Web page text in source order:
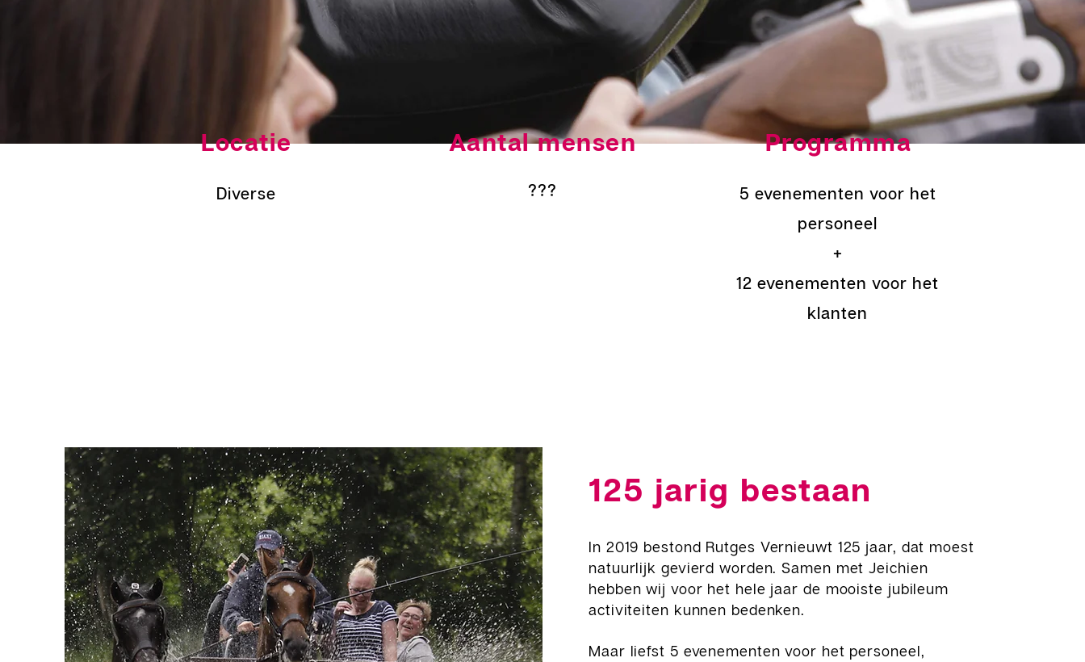
Locatie
Diverse
Aantal mensen
???
Programma
5 evenementen voor het
personeel
+
12 evenementen voor het
klanten
125 jarig bestaan
In 2019 bestond Rutges Vernieuwt 125 jaar, dat moest
natuurlijk gevierd worden. Samen met Jeichien
hebben wij voor het hele jaar de mooiste jubileum
activiteiten kunnen bedenken.
Maar liefst 5 evenementen voor het personeel,